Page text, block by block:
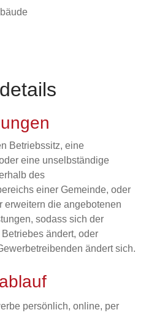
Betriebssitz, eine
eine unselbständige
des
einer Gemeinde, oder
erweitern die angebotenen
sodass sich der
ändert, oder
ändert sich.
persönlich, online, per